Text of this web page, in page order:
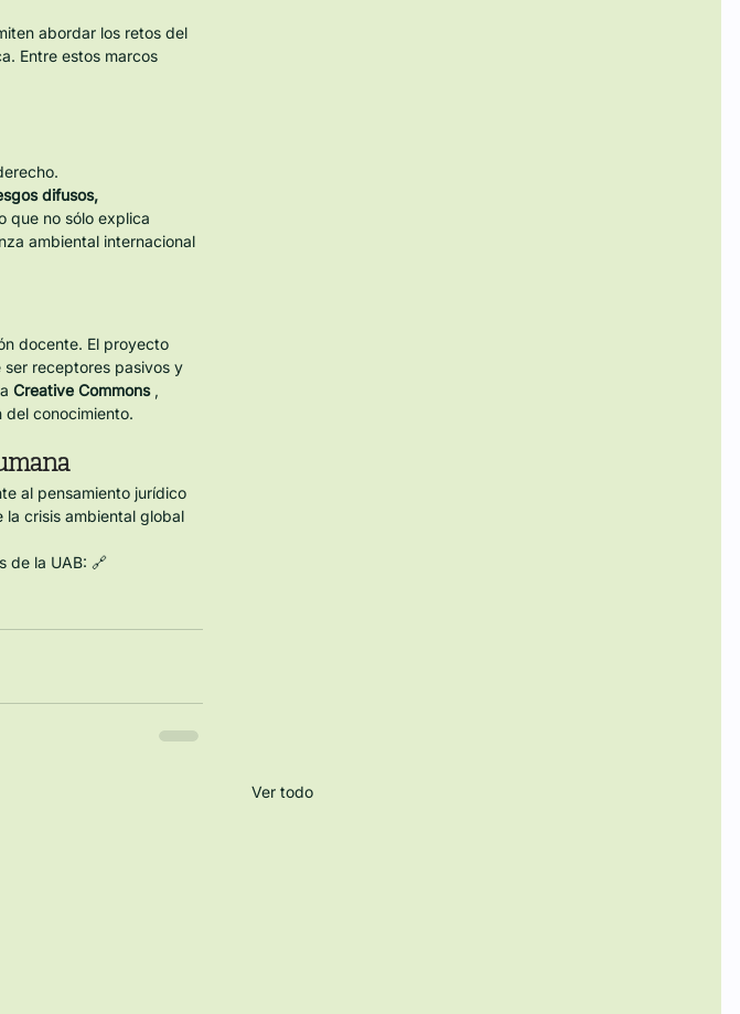
abordar los retos del
Entre estos marcos
difusos,
que no sólo explica
ambiental internacional
docente. El proyecto
receptores pasivos y
Creative Commons ,
del conocimiento.
al pensamiento jurídico
crisis ambiental global
de la UAB: 🔗
Ver todo